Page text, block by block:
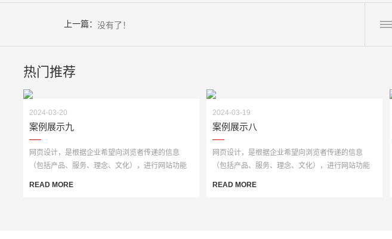
上一篇： 没有了！
热门推荐
2024-03-20
案例展示九
网页设计，是根据企业希望向浏览者传递的信息
（包括产品、服务、理念、文化），进行网站功能
READ MORE
2024-03-19
案例展示八
网页设计，是根据企业希望向浏览者传递的信息
（包括产品、服务、理念、文化），进行网站功能
READ MORE